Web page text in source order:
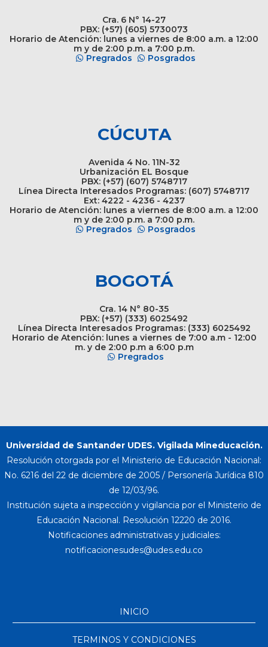
Cra. 6 N° 14-27
PBX: (+57) (605) 5730073
Horario de Atención: lunes a viernes de 8:00 a.m. a 12:00
m y de 2:00 p.m. a 7:00 p.m.
Pregrados
Posgrados
CÚCUTA
Avenida 4 No. 11N-32
Urbanización EL Bosque
PBX: (+57) (607) 5748717
Línea Directa Interesados Programas: (607) 5748717
Ext: 4222 - 4236 - 4237
Horario de Atención: lunes a viernes de 8:00 a.m. a 12:00
m y de 2:00 p.m. a 7:00 p.m.
Pregrados
Posgrados
BOGOTÁ
Cra. 14 N° 80-35
PBX: (+57) (333) 6025492
Línea Directa Interesados Programas: (333) 6025492
Horario de Atención: lunes a viernes de 7:00 a.m - 12:00
m. y de 2:00 p.m a 6:00 p.m
Pregrados
Universidad de Santander UDES. Vigilada Mineducación.
Resolución otorgada por el Ministerio de Educación Nacional:
No. 6216 del 22 de diciembre de 2005 / Personería Jurídica 810
de 12/03/96.
Institución sujeta a inspección y vigilancia por el Ministerio de
Educación Nacional. Resolución 12220 de 2016.
Notificaciones administrativas y judiciales:
INICIO
TERMINOS Y CONDICIONES